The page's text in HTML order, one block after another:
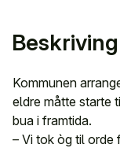
Kommunen
eldre måtte starte
bua i framtida.
– Vi tok òg til orde